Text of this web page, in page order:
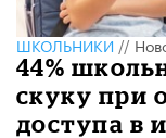
ШКОЛЬНИКИ//
44%
скуку при
доступа в